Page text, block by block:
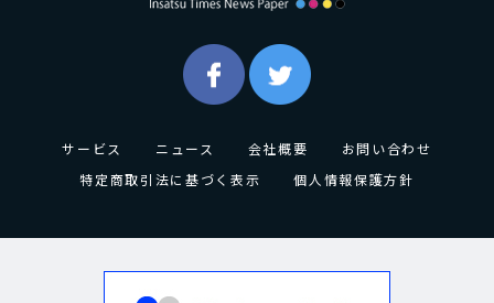
サービス ニュース 会社概要
お問い合わせ
特定商取引法に基づく表示
個人情報保護方針